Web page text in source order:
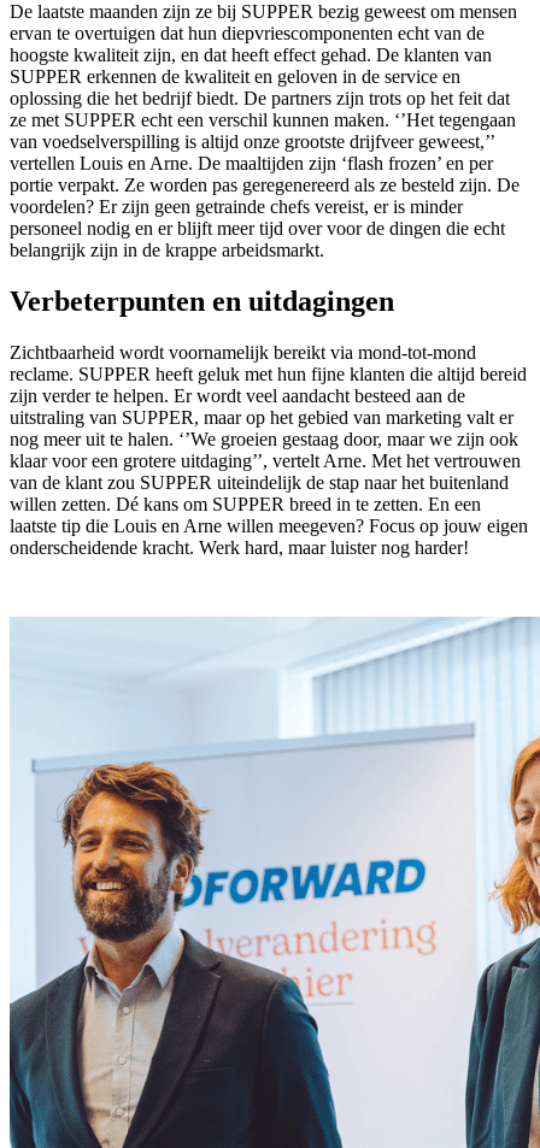
De laatste maanden zijn ze bij SUPPER bezig geweest om mensen
ervan te overtuigen dat hun diepvriescomponenten echt van de
hoogste kwaliteit zijn, en dat heeft effect gehad. De klanten van
SUPPER erkennen de kwaliteit en geloven in de service en
oplossing die het bedrijf biedt. De partners zijn trots op het feit dat
ze met SUPPER echt een verschil kunnen maken. ‘’Het tegengaan
van voedselverspilling is altijd onze grootste drijfveer geweest,’’
vertellen Louis en Arne. De maaltijden zijn ‘flash frozen’ en per
portie verpakt. Ze worden pas geregenereerd als ze besteld zijn. De
voordelen? Er zijn geen getrainde chefs vereist, er is minder
personeel nodig en er blijft meer tijd over voor de dingen die echt
belangrijk zijn in de krappe arbeidsmarkt.
Verbeterpunten en uitdagingen
Zichtbaarheid wordt voornamelijk bereikt via mond-tot-mond
reclame. SUPPER heeft geluk met hun fijne klanten die altijd bereid
zijn verder te helpen. Er wordt veel aandacht besteed aan de
uitstraling van SUPPER, maar op het gebied van marketing valt er
nog meer uit te halen. ‘’We groeien gestaag door, maar we zijn ook
klaar voor een grotere uitdaging’’, vertelt Arne. Met het vertrouwen
van de klant zou SUPPER uiteindelijk de stap naar het buitenland
willen zetten. Dé kans om SUPPER breed in te zetten. En een
laatste tip die Louis en Arne willen meegeven? Focus op jouw eigen
onderscheidende kracht. Werk hard, maar luister nog harder!